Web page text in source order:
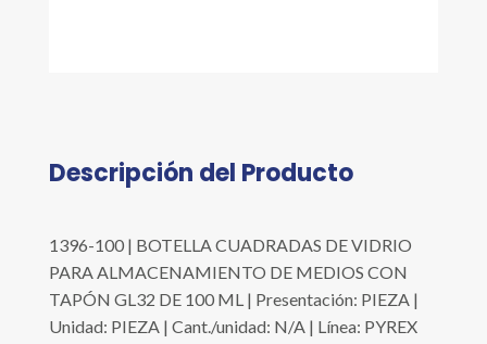
Descripción del Producto
1396-100 | BOTELLA CUADRADAS DE VIDRIO
PARA ALMACENAMIENTO DE MEDIOS CON
TAPÓN GL32 DE 100 ML | Presentación: PIEZA |
Unidad: PIEZA | Cant./unidad: N/A | Línea: PYREX